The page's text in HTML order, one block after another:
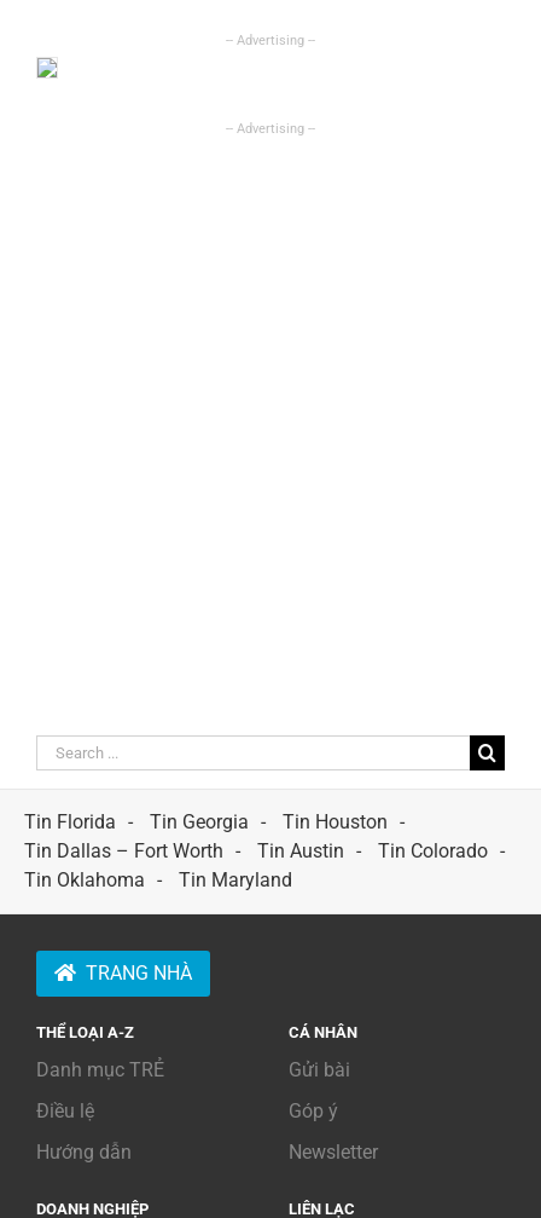
Search
for:
Tin Florida
Tin Georgia
Tin Houston
Tin Dallas – Fort Worth
Tin Austin
Tin Colorado
Tin Oklahoma
Tin Maryland
TRANG NHÀ
THỂ LOẠI A-Z
Danh mục TRẺ
Điều lệ
Hướng dẫn
CÁ NHÂN
Gửi bài
Góp ý
Newsletter
DOANH NGHIỆP LIÊN LẠC